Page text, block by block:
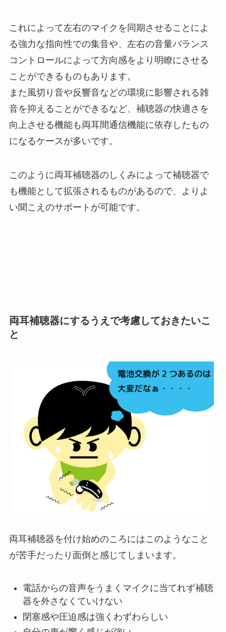
これによって左右のマイクを同期させることによ
る強力な指向性での集音や、左右の音量バランス
コントロールによって方向感をより明瞭にさせる
ことができるものもあります。
また風切り音や反響音などの環境に影響される雑
音を抑えることができるなど、補聴器の快適さを
向上させる機能も両耳間通信機能に依存したもの
になるケースが多いです。
このように両耳補聴器のしくみによって補聴器で
も機能として拡張されるものがあるので、よりよ
い聞こえのサポートが可能です。
両耳補聴器にするうえで考慮しておきたいこ
と
両耳補聴器を付け始めのころにはこのようなこと
が苦手だったり面倒と感じてしまいます。
電話からの音声をうまくマイクに当てれず補聴
器を外さなくていけない
閉塞感や圧迫感は強くわずわらしい